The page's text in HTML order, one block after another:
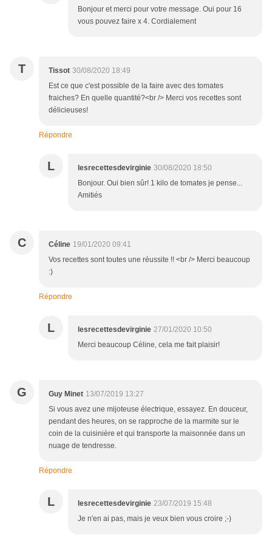
Bonjour et merci pour votre message. Oui pour 16
vous pouvez faire x 4. Cordialement
T Tissot 30/08/2020 18:49
Est ce que c'est possible de la faire avec des tomates
fraiches? En quelle quantité?<br /> Merci vos recettes sont
délicieuses!
Répondre
L lesrecettesdevirginie 30/08/2020 18:50
Bonjour. Oui bien sûr! 1 kilo de tomates je pense...
Amitiés
C Céline 19/01/2020 09:41
Vos recettes sont toutes une réussite !! <br /> Merci beaucoup
:)
Répondre
L lesrecettesdevirginie 27/01/2020 10:50
Merci beaucoup Céline, cela me fait plaisir!
G Guy Minet 13/07/2019 13:27
Si vous avez une mijoteuse électrique, essayez. En douceur,
pendant des heures, on se rapproche de la marmite sur le
coin de la cuisinière et qui transporte la maisonnée dans un
nuage de tendresse.
Répondre
L lesrecettesdevirginie 23/07/2019 15:48
Je n'en ai pas, mais je veux bien vous croire ;-)